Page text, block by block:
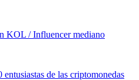
KOL / Influencer mediano
de las criptomonedas